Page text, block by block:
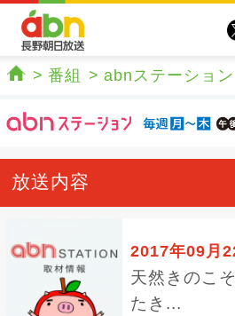
番組 abnステーション
放送内容
2017年09月
天然きのこ
たき...